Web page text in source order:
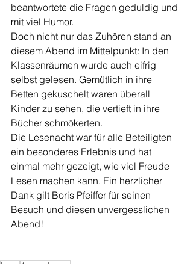
beantwortete die Fragen geduldig und
mit viel Humor.
Doch nicht nur das Zuhören stand an
diesem Abend im Mittelpunkt: In den
Klassenräumen wurde auch eifrig
selbst gelesen. Gemütlich in ihre
Betten gekuschelt waren überall
Kinder zu sehen, die vertieft in ihre
Bücher schmökerten.
Die Lesenacht war für alle Beteiligten
ein besonderes Erlebnis und hat
einmal mehr gezeigt, wie viel Freude
Lesen machen kann. Ein herzlicher
Dank gilt Boris Pfeiffer für seinen
Besuch und diesen unvergesslichen
Abend!
Lesen Autorenlesung